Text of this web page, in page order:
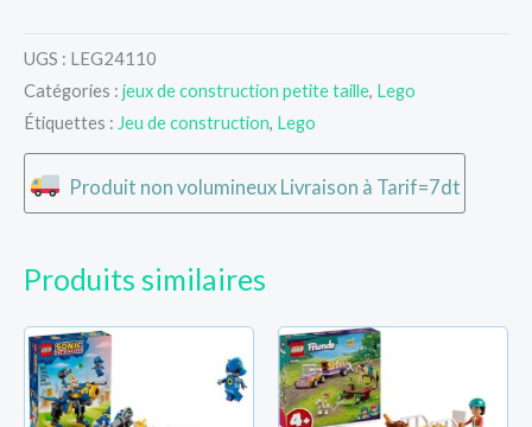
UGS : LEG24110
Catégories : jeux de construction petite taille, Lego
Étiquettes : Jeu de construction, Lego
Produit non volumineux Livraison à Tarif=7dt
Produits similaires